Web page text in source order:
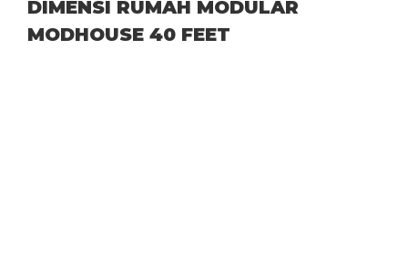
DIMENSI RUMAH MODULAR
MODHOUSE 40 FEET